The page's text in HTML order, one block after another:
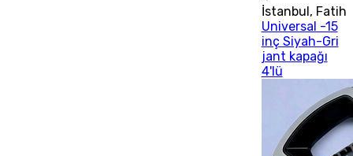
İstanbul , Fatih
Universal -15
inç Siyah-Gri
jant kapağı
4'lü